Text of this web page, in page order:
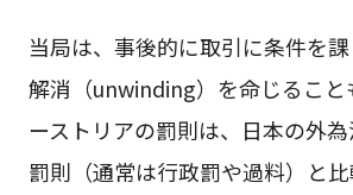
当局は、事後的に取引に条件を
解消（unwinding）を命じること
ーストリアの罰則は、日本の外
罰則（通常は行政罰や過料）と